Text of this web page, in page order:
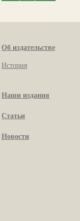
Об издательстве
История
Наши издания
Статьи
Новости